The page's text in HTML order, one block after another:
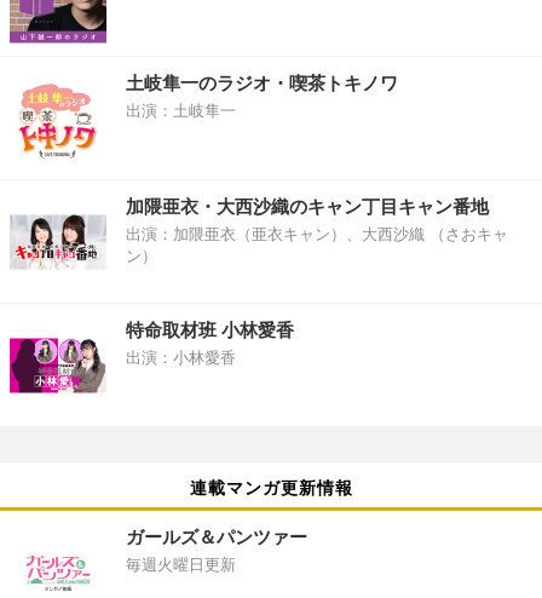
土岐隼一のラジオ・喫茶トキノワ
出演：土岐隼一
加隈亜衣・大西沙織のキャン丁目キャン番地
出演：加隈亜衣（亜衣キャン）、大西沙織 （さおキャ
ン）
特命取材班 小林愛香
出演：小林愛香
連載マンガ更新情報
ガールズ＆パンツァー
毎週火曜日更新